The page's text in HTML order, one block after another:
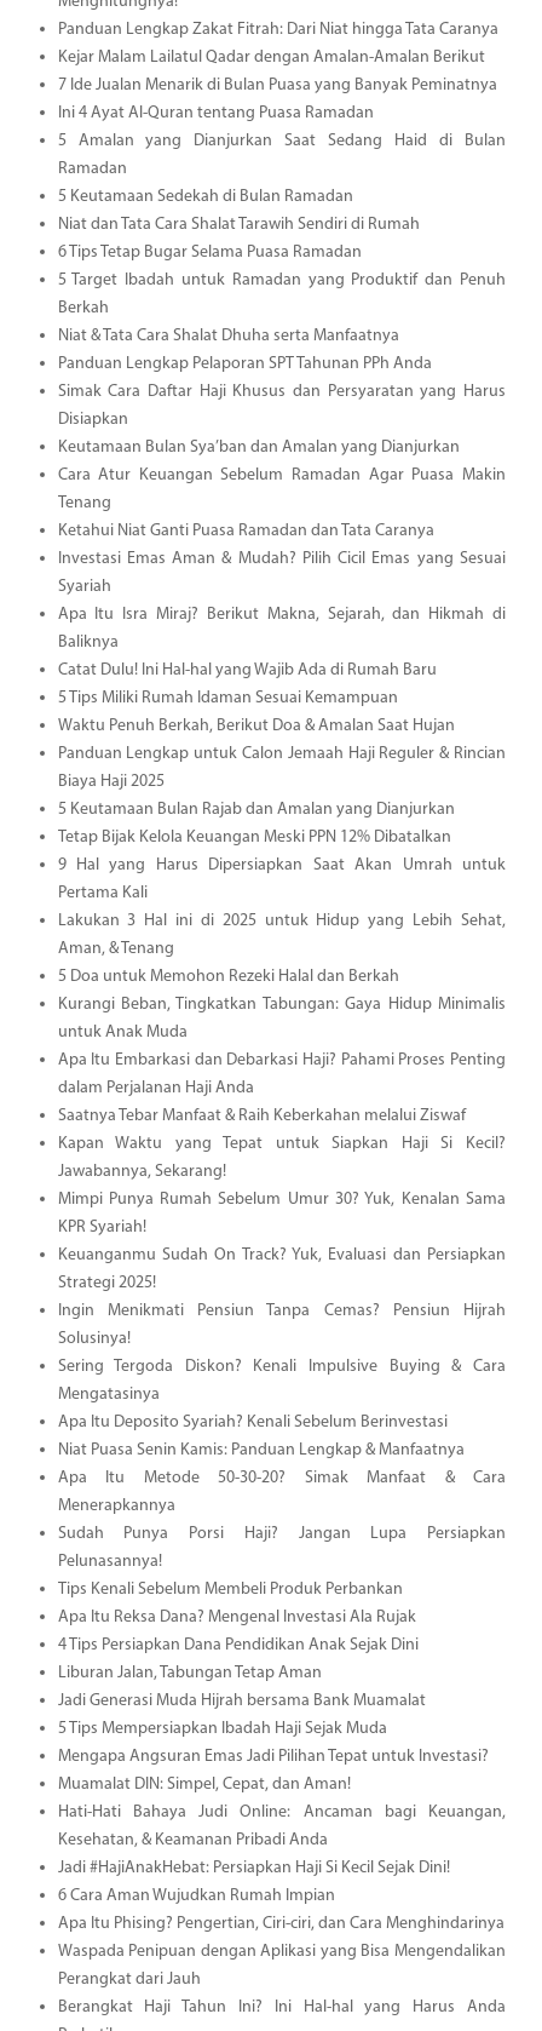
Panduan Lengkap Zakat Fitrah: Dari Niat hingga Tata Caranya
Kejar Malam Lailatul Qadar dengan Amalan-Amalan Berikut
7 Ide Jualan Menarik di Bulan Puasa yang Banyak Peminatnya
Ini 4 Ayat Al-Quran tentang Puasa Ramadan
5 Amalan yang Dianjurkan Saat Sedang Haid di Bulan
Ramadan
5 Keutamaan Sedekah di Bulan Ramadan
Niat dan Tata Cara Shalat Tarawih Sendiri di Rumah
6 Tips Tetap Bugar Selama Puasa Ramadan
5 Target Ibadah untuk Ramadan yang Produktif dan Penuh
Berkah
Niat & Tata Cara Shalat Dhuha serta Manfaatnya
Panduan Lengkap Pelaporan SPT Tahunan PPh Anda
Simak Cara Daftar Haji Khusus dan Persyaratan yang Harus
Disiapkan
Keutamaan Bulan Sya’ban dan Amalan yang Dianjurkan
Cara Atur Keuangan Sebelum Ramadan Agar Puasa Makin
Tenang
Ketahui Niat Ganti Puasa Ramadan dan Tata Caranya
Investasi Emas Aman & Mudah? Pilih Cicil Emas yang Sesuai
Syariah
Apa Itu Isra Miraj? Berikut Makna, Sejarah, dan Hikmah di
Baliknya
Catat Dulu! Ini Hal-hal yang Wajib Ada di Rumah Baru
5 Tips Miliki Rumah Idaman Sesuai Kemampuan
Waktu Penuh Berkah, Berikut Doa & Amalan Saat Hujan
Panduan Lengkap untuk Calon Jemaah Haji Reguler & Rincian
Biaya Haji 2025
5 Keutamaan Bulan Rajab dan Amalan yang Dianjurkan
Tetap Bijak Kelola Keuangan Meski PPN 12% Dibatalkan
9 Hal yang Harus Dipersiapkan Saat Akan Umrah untuk
Pertama Kali
Lakukan 3 Hal ini di 2025 untuk Hidup yang Lebih Sehat,
Aman, & Tenang
5 Doa untuk Memohon Rezeki Halal dan Berkah
Kurangi Beban, Tingkatkan Tabungan: Gaya Hidup Minimalis
untuk Anak Muda
Apa Itu Embarkasi dan Debarkasi Haji? Pahami Proses Penting
dalam Perjalanan Haji Anda
Saatnya Tebar Manfaat & Raih Keberkahan melalui Ziswaf
Kapan Waktu yang Tepat untuk Siapkan Haji Si Kecil?
Jawabannya, Sekarang!
Mimpi Punya Rumah Sebelum Umur 30? Yuk, Kenalan Sama
KPR Syariah!
Keuanganmu Sudah On Track? Yuk, Evaluasi dan Persiapkan
Strategi 2025!
Ingin Menikmati Pensiun Tanpa Cemas? Pensiun Hijrah
Solusinya!
Sering Tergoda Diskon? Kenali Impulsive Buying & Cara
Mengatasinya
Apa Itu Deposito Syariah? Kenali Sebelum Berinvestasi
Niat Puasa Senin Kamis: Panduan Lengkap & Manfaatnya
Apa Itu Metode 50-30-20? Simak Manfaat & Cara
Menerapkannya
Sudah Punya Porsi Haji? Jangan Lupa Persiapkan
Pelunasannya!
Tips Kenali Sebelum Membeli Produk Perbankan
Apa Itu Reksa Dana? Mengenal Investasi Ala Rujak
4 Tips Persiapkan Dana Pendidikan Anak Sejak Dini
Liburan Jalan, Tabungan Tetap Aman
Jadi Generasi Muda Hijrah bersama Bank Muamalat
5 Tips Mempersiapkan Ibadah Haji Sejak Muda
Mengapa Angsuran Emas Jadi Pilihan Tepat untuk Investasi?
Muamalat DIN: Simpel, Cepat, dan Aman!
Hati-Hati Bahaya Judi Online: Ancaman bagi Keuangan,
Kesehatan, & Keamanan Pribadi Anda
Jadi #HajiAnakHebat: Persiapkan Haji Si Kecil Sejak Dini!
6 Cara Aman Wujudkan Rumah Impian
Apa Itu Phising? Pengertian, Ciri-ciri, dan Cara Menghindarinya
Waspada Penipuan dengan Aplikasi yang Bisa Mengendalikan
Perangkat dari Jauh
Berangkat Haji Tahun Ini? Ini Hal-hal yang Harus Anda